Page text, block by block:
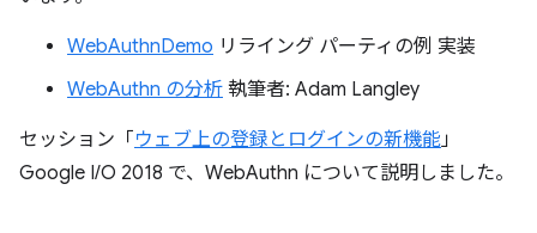
WebAuthnDemo リライング パーティの例 実装
WebAuthn の分析 執筆者: Adam Langley
セッション「 ウェブ上の登録とログインの新機能」
Google I/O 2018 で、WebAuthn について説明しました。